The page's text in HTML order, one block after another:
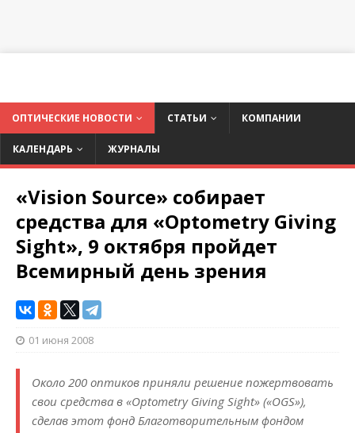
ОПТИЧЕСКИЕ НОВОСТИ СТАТЬИ КОМПАНИИ
КАЛЕНДАРЬ ЖУРНАЛЫ
«Vision Source» собирает
средства для «Optometry Giving
Sight», 9 октября пройдет
Всемирный день зрения
01 июня 2008
Около 200 оптиков приняли решение пожертвовать
свои средства в «Optometry Giving Sight» («OGS»),
сделав этот фонд Благотворительным фондом